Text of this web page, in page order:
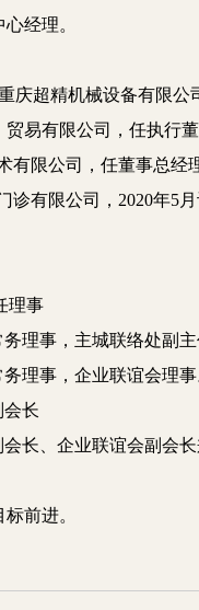
经理。
庆超精机械设备有限公
易有限公司，任执行
有限公司，任董事总
诊有限公司，2020年5
理事
理事，主城联络处副
理事，企业联谊会理
会长
长、 企业联谊会副会
前进。